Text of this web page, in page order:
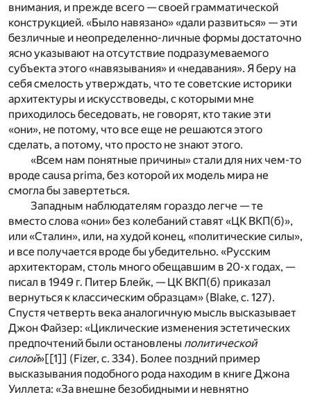
внимания, и прежде всего — своей грамматической
конструкцией. «Было навязано» «дали развиться» — эти
безличные и неопределенно-личные формы достаточно
ясно указывают на отсутствие подразумеваемого
субъекта этого «навязывания» и «недавания». Я беру на
себя смелость утверждать, что те советские историки
архитектуры и искусствоведы, с которыми мне
приходилось беседовать, не говорят, кто такие эти
«они», не потому, что все еще не решаются этого
сделать, а потому, что просто не знают этого.
«Всем нам понятные причины» стали для них чем-то
вроде causa prima, без которой их модель мира не
смогла бы завертеться.
Западным наблюдателям гораздо легче — те
вместо слова «они» без колебаний ставят «ЦК ВКП(б)»,
или «Сталин», или, на худой конец, «политические силы»,
и все получается вроде бы убедительно. «Русским
архитекторам, столь много обещавшим в 20-х годах, —
писал в 1949 г. Питер Блейк, — ЦК ВКП(б) приказал
вернуться к классическим образцам» (Blake, с. 127).
Спустя четверть века аналогичную мысль высказывает
Джон Файзер: «Циклические изменения эстетических
предпочтений были остановлены политической
силой»[[1]] (Fizer, с. 334). Более поздний пример
высказывания подобного рода находим в книге Джона
Уиллета: «За внешне безобидными и невнятно